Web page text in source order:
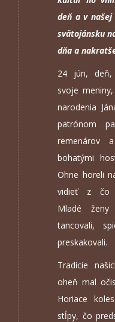
deň a v
svätojánsku
dňa a
24 jún, deň,
svoje
narodenia
patrónom
remenárov
bohatými
Ohne horeli
vidieť z čo
Mladé
tancovali,
preskakovali.
Tradície
oheň mal
Horiace
stĺpy, čo